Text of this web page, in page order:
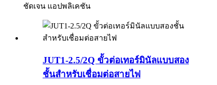
ชัดเจน แอปพลิเคชัน
JUT1-2.5/2Q ขั้วต่อเทอร์มินัลแบบสอง
ชั้นสำหรับเชื่อมต่อสายไฟ